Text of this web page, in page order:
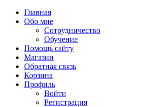
Главная
Обо мне
Сотрудничество
Обучение
Помощь сайту
Магазин
Обратная связь
Корзина
Профиль
Войти
Регистрация